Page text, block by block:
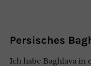
Persisches
Ich habe Baghlava